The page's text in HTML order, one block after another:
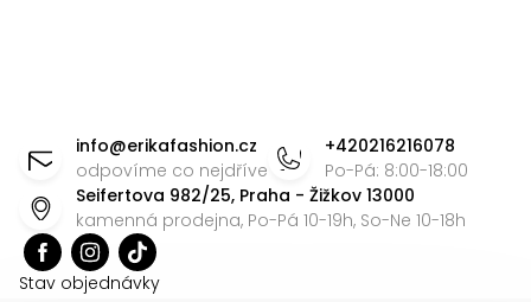
info@erikafashion.cz
odpovíme co nejdříve
+420216216078
Po-Pá: 8:00-18:00
Seifertova 982/25, Praha - Žižkov 13000
kamenná prodejna, Po-Pá 10-19h, So-Ne 10-18h
Stav objednávky